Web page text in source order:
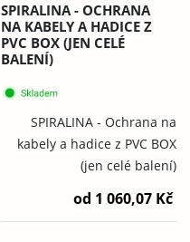
SPIRALINA - OCHRANA
NA KABELY A HADICE Z
PVC BOX (JEN CELÉ
BALENÍ)
SPIRALINA - Ochrana na
kabely a hadice z PVC BOX
(jen celé balení)
od 1 060,07 Kč